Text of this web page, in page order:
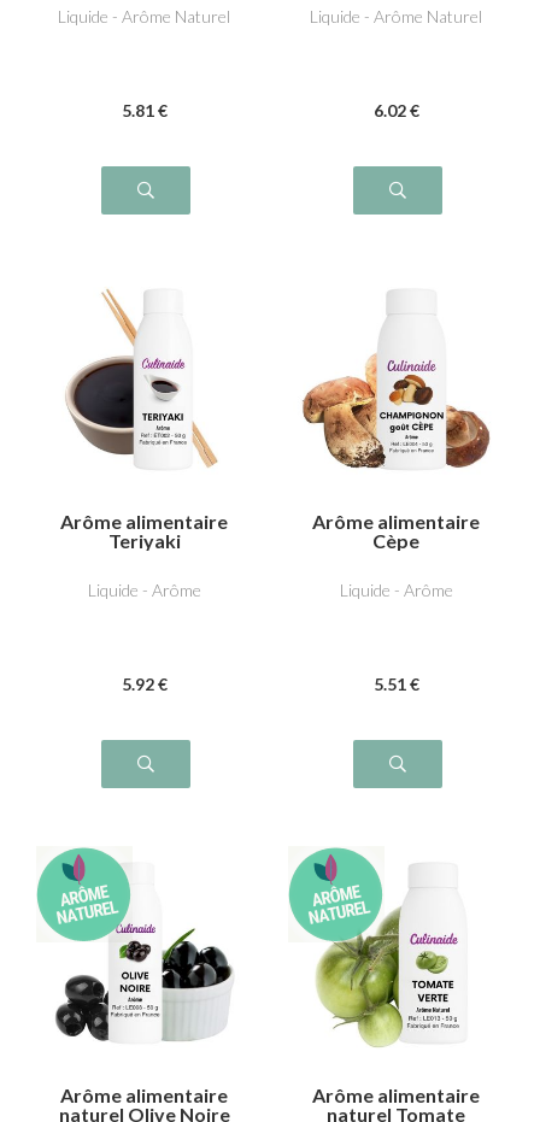
Liquide - Arôme Naturel
5.81 €
Liquide - Arôme Naturel
6.02 €
Arôme alimentaire
Teriyaki
Liquide - Arôme
5.92 €
Arôme alimentaire
Cèpe
Liquide - Arôme
5.51 €
Arôme alimentaire
naturel Olive Noire
Arôme alimentaire
naturel Tomate